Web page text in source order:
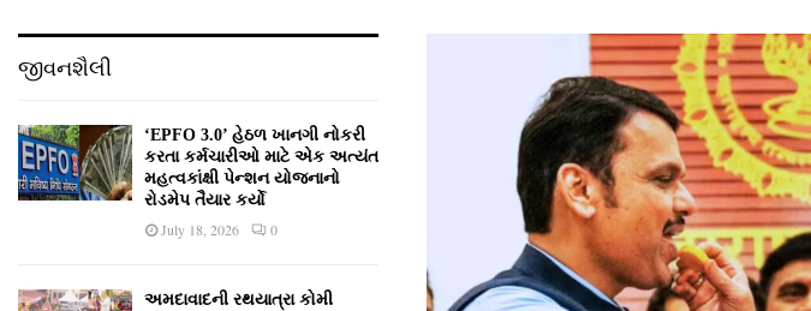
જીવનશૈલી
‘EPFO 3.0’ હેઠળ ખાનગી નોકરી
કરતા કર્મચારીઓ માટે એક અત્યંત
મહત્વકાંક્ષી પેન્શન યોજનાનો
રોડમેપ તૈયાર કર્યો
July 18, 2026 0
અમદાવાદની રથયાત્રા કોમી